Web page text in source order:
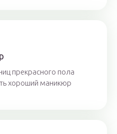
прекрасного пола
хороший маникюр